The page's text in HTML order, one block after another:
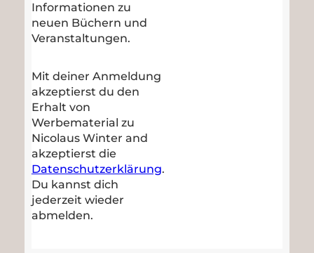
Informationen zu
neuen Büchern und
Veranstaltungen.
Mit deiner Anmeldung
akzeptierst du den
Erhalt von
Werbematerial zu
Nicolaus Winter and
akzeptierst die
Datenschutzerklärung.
Du kannst dich
jederzeit wieder
abmelden.